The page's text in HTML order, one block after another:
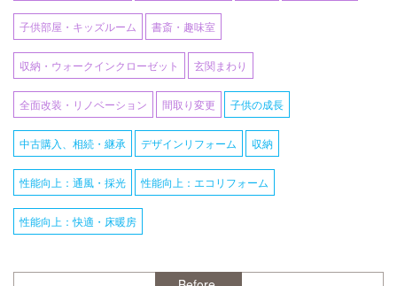
移
動
子供の成長
中古購入、相続・継承 デザインリフォーム 収納
性能向上：通風・採光 性能向上：エコリフォーム
性能向上：快適・床暖房
子供部屋・キッズルーム 書斎・趣味室
収納・ウォークインクローゼット 玄関まわり
全面改装・リノベーション 間取り変更